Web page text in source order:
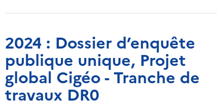
2024 : Dossier d’enquête
publique unique, Projet
global Cigéo - Tranche de
travaux DR0